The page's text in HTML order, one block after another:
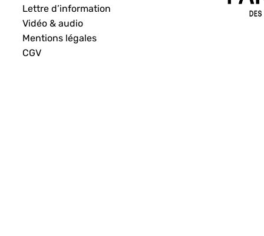
Lettre d’information
Vidéo & audio
Mentions légales
CGV